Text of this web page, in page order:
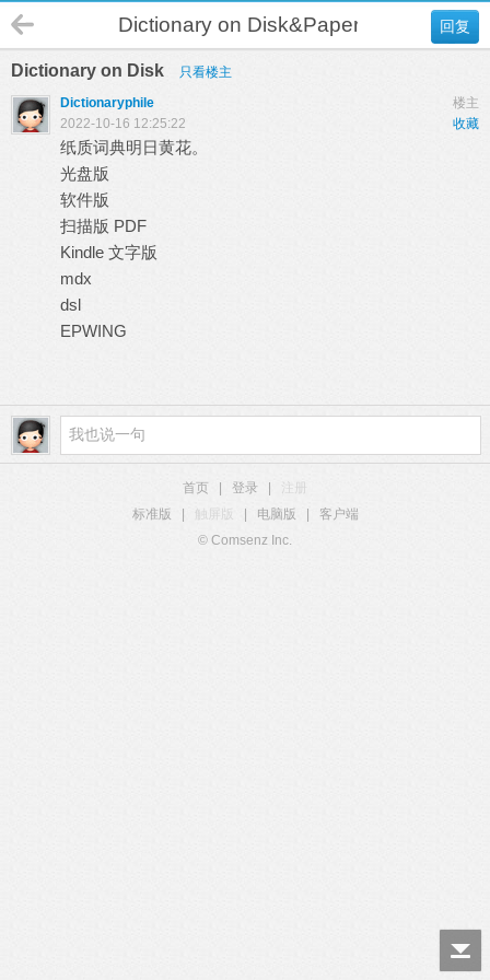
回复
Dictionary on Disk&Paper
Dictionary on Disk
只看楼主
楼主
Dictionaryphile
收藏
2022-10-16 12:25:22
纸质词典明日黄花。
光盘版
软件版
扫描版 PDF
Kindle 文字版
mdx
dsl
EPWING
首页 登录
标准版
触屏版 电脑版
客户端
© Comsenz Inc.